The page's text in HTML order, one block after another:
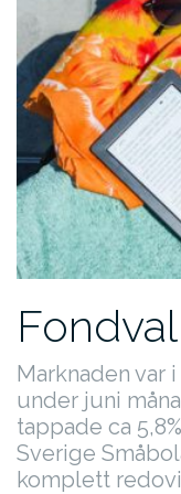
Marknaden var
under juni
tappade ca
Sverige
komplett